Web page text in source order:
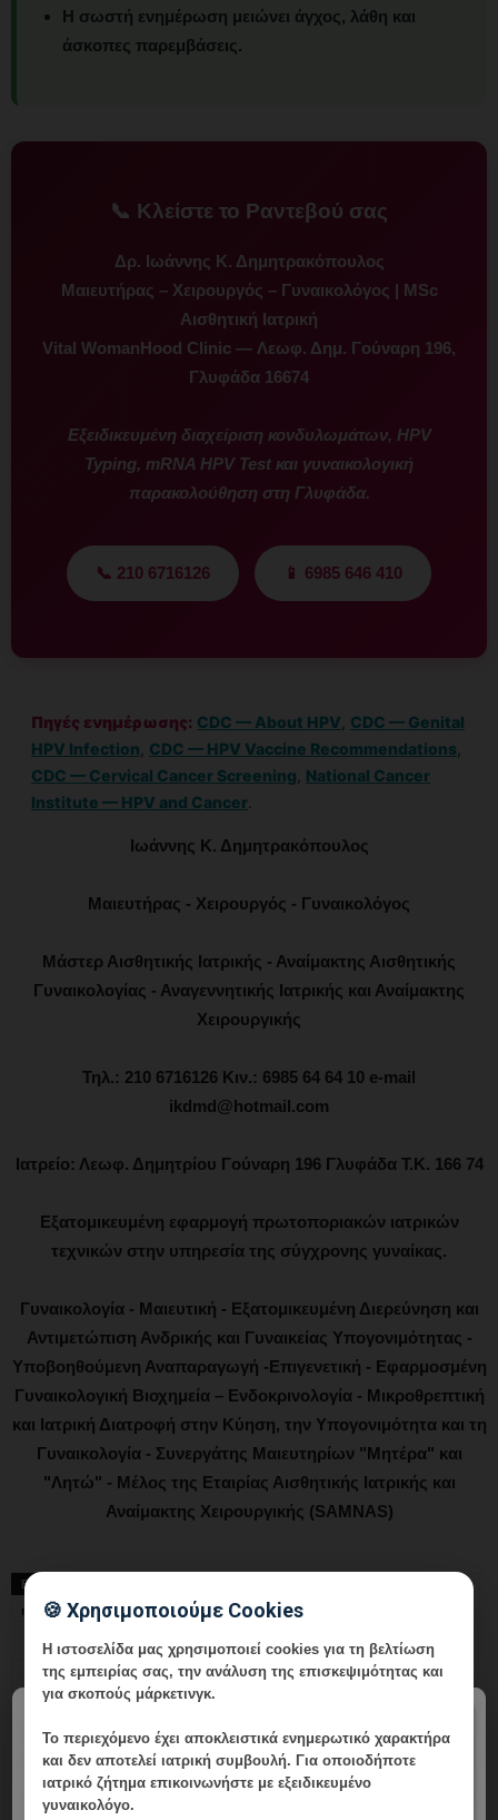
Η σωστή ενημέρωση μειώνει άγχος, λάθη και
άσκοπες παρεμβάσεις.
📞 Κλείστε το Ραντεβού σας
Δρ. Ιωάννης Κ. Δημητρακόπουλος
Μαιευτήρας – Χειρουργός – Γυναικολόγος | MSc
Αισθητική Ιατρική
Vital WomanHood Clinic — Λεωφ. Δημ. Γούναρη 196,
Γλυφάδα 16674
Εξειδικευμένη διαχείριση κονδυλωμάτων, HPV
Typing, mRNA HPV Test και γυναικολογική
παρακολούθηση στη Γλυφάδα.
📞 210 6716126 📱 6985 646 410
Πηγές ενημέρωσης: CDC — About HPV CDC — Genital
HPV Infection CDC — HPV Vaccine Recommendations
CDC — Cervical Cancer Screening National Cancer
Institute — HPV and Cancer
Ιωάννης Κ. Δημητρακόπουλος
Μαιευτήρας - Χειρουργός - Γυναικολόγος
Μάστερ Αισθητικής Ιατρικής - Αναίμακτης Αισθητικής
Γυναικολογίας - Αναγεννητικής Ιατρικής και Αναίμακτης
Χειρουργικής
Τηλ.: 210 6716126 Κιν.: 6985 64 64 10 e-mail
ikdmd@hotmail.com
Ιατρείο: Λεωφ. Δημητρίου Γούναρη 196 Γλυφάδα Τ.Κ. 166 74
Εξατομικευμένη εφαρμογή πρωτοποριακών ιατρικών
τεχνικών στην υπηρεσία της σύγχρονης γυναίκας.
Γυναικολογία - Μαιευτική - Εξατομικευμένη Διερεύνηση και
Αντιμετώπιση Ανδρικής και Γυναικείας Υπογονιμότητας -
Υποβοηθούμενη Αναπαραγωγή -Επιγενετική - Εφαρμοσμένη
Γυναικολογική Βιοχημεία – Ενδοκρινολογία - Μικροθρεπτική
και Ιατρική Διατροφή στην Κύηση, την Υπογονιμότητα και τη
Γυναικολογία - Συνεργάτης Μαιευτηρίων "Μητέρα" και
"Λητώ" - Μέλος της Εταιρίας Αισθητικής Ιατρικής και
Αναίμακτης Χειρουργικής (SAMNAS)
ΕΤΙΚΕΤΕΣ
HPV Typing
mRNA HPV test
γυναικολόγος Γλυφάδα
🍪 Χρησιμοποιούμε Cookies
Η ιστοσελίδα μας χρησιμοποιεί cookies για τη βελτίωση
της εμπειρίας σας, την ανάλυση της επισκεψιμότητας και
για σκοπούς μάρκετινγκ.
Το περιεχόμενο έχειαποκλειστικά ενημερωτικό χαρακτήρα
και δεν αποτελεί ιατρική συμβουλή. Για οποιοδήποτε
ιατρικό ζήτημα επικοινωνήστε με εξειδικευμένο
γυναικολόγο.